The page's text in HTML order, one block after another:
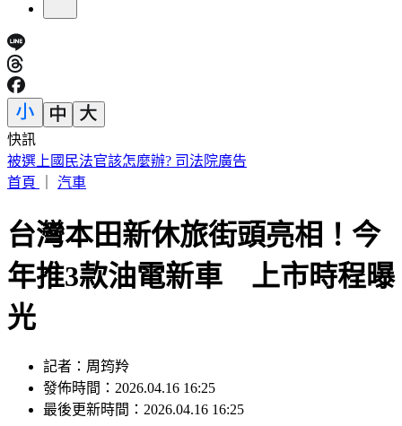
快訊
故宮南院小編爆紅！超有哏回覆連發 館方揭「神秘身分」
首頁
汽車
台灣本田新休旅街頭亮相！今
年推3款油電新車 上市時程曝
光
記者：周筠羚
發佈時間：2026.04.16 16:25
最後更新時間：2026.04.16 16:25